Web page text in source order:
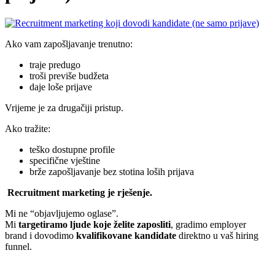
Ako vam zapošljavanje trenutno:
traje predugo
troši previše budžeta
daje loše prijave
Vrijeme je za drugačiji pristup.
Ako tražite:
teško dostupne profile
specifične vještine
brže zapošljavanje bez stotina loših prijava
Recruitment marketing je rješenje.
Mi ne “objavljujemo oglase”.
Mi targetiramo ljude koje želite zaposliti, gradimo employer
brand i dovodimo kvalifikovane kandidate direktno u vaš hiring
funnel.